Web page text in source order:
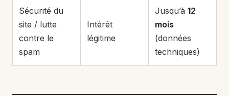
Sécurité du
site / lutte
contre le
spam
Intérêt
légitime
Jusqu’à 12
mois
(données
techniques)